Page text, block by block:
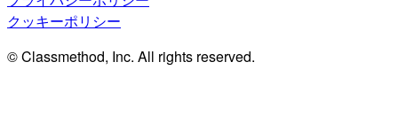
クッキーポリシー
© Classmethod, Inc. All rights reserved.